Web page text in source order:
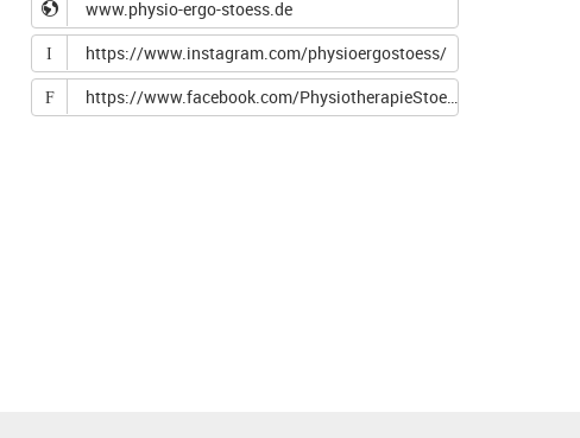
www.physio-ergo-stoess.de
I https://www.instagram.com/physioergostoess/
F https://www.facebook.com/PhysiotherapieStoess